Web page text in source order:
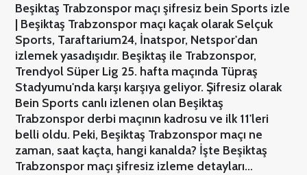
Beşiktaş Trabzonspor maçı şifresiz bein Sports izle
| Beşiktaş Trabzonspor maçı kaçak olarak Selçuk
Sports, Taraftarium24, İnatspor, Netspor'dan
izlemek yasadışıdır. Beşiktaş ile Trabzonspor,
Trendyol Süper Lig 25. hafta maçında Tüpraş
Stadyumu'nda karşı karşıya geliyor. Şifresiz olarak
Bein Sports canlı izlenen olan Beşiktaş
Trabzonspor derbi maçının kadrosu ve ilk 11'leri
belli oldu. Peki, Beşiktaş Trabzonspor maçı ne
zaman, saat kaçta, hangi kanalda? İşte Beşiktaş
Trabzonspor maçı şifresiz izleme detayları...